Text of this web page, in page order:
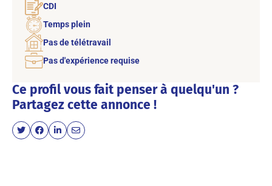
CDI
Temps plein
Pas de télétravail
Pas d'expérience requise
Ce profil vous fait penser à quelqu'un ?
Partagez cette annonce !